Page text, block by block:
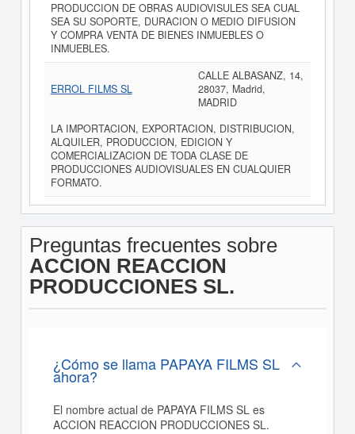
PRODUCCION DE OBRAS AUDIOVISULES SEA CUAL
SEA SU SOPORTE, DURACION O MEDIO DIFUSION
Y COMPRA VENTA DE BIENES INMUEBLES O
INMUEBLES.
ERROL FILMS SL
CALLE ALBASANZ, 14,
28037, Madrid,
MADRID
LA IMPORTACION, EXPORTACION, DISTRIBUCION,
ALQUILER, PRODUCCION, EDICION Y
COMERCIALIZACION DE TODA CLASE DE
PRODUCCIONES AUDIOVISUALES EN CUALQUIER
FORMATO.
Preguntas frecuentes sobre
ACCION REACCION
PRODUCCIONES SL.
¿Cómo se llama PAPAYA FILMS SL
ahora?
El nombre actual de PAPAYA FILMS SL es
ACCION REACCION PRODUCCIONES SL.